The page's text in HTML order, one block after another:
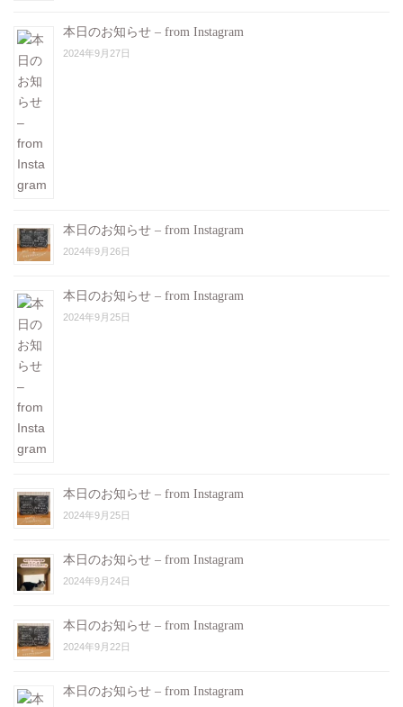
本日のお知らせ – from Instagram
2024年9月27日
本日のお知らせ – from Instagram
2024年9月26日
本日のお知らせ – from Instagram
2024年9月25日
本日のお知らせ – from Instagram
2024年9月25日
本日のお知らせ – from Instagram
2024年9月24日
本日のお知らせ – from Instagram
2024年9月22日
本日のお知らせ – from Instagram